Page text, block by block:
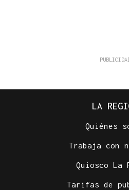
LA
Quiénes
Trabaja con
Quiosco La
Tarifas de